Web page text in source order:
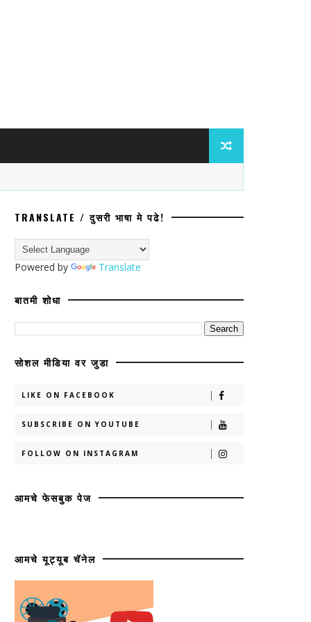
ॲट्रॉसिटीचा गुन्हा; प्रवेश
TRANSLATE / दुसरी भाषा मे पढे!
Powered by Translate
बातमी शोधा
सोशल मीडिया वर जुडा
LIKE ON FACEBOOK
SUBSCRIBE ON YOUTUBE
FOLLOW ON INSTAGRAM
आमचे फेसबुक पेज
आमचे यूट्यूब चॅनेल